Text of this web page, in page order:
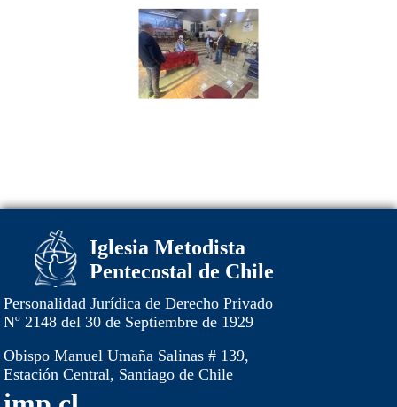
Iglesia Metodista
Pentecostal de Chile
Personalidad Jurídica de Derecho Privado
Nº 2148 del 30 de Septiembre de 1929
Obispo Manuel Umaña Salinas # 139,
Estación Central, Santiago de Chile